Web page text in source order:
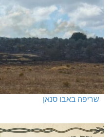
שריפה באבו סנאן